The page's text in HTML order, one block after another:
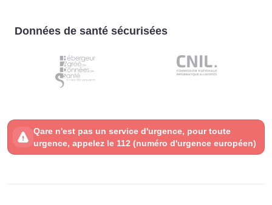
Données de santé sécurisées
Qare n'est pas un service d'urgence, pour toute
urgence, appelez le 112 (numéro d'urgence européen)